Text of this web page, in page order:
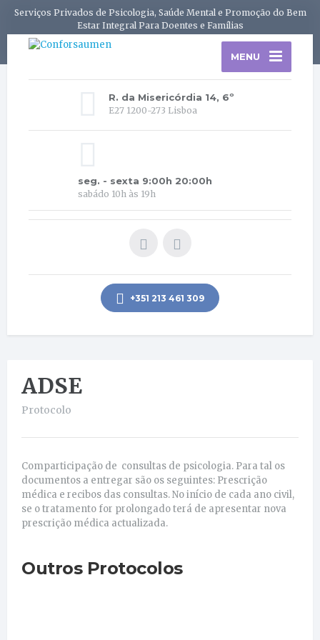
Serviços Privados de Psicologia, Saúde Mental e Promoção do Bem
Estar Integral Para Doentes e Famílias
MENU
R. da Misericórdia 14, 6º
E27 1200-273 Lisboa
seg. - sexta 9:00h 20:00h
sabádo 10h às 19h
+351 213 461 309
ADSE
Protocolo
Comparticipação de consultas de psicologia. Para tal os
documentos a entregar são os seguintes: Prescrição
médica e recibos das consultas. No início de cada ano civil,
se o tratamento for prolongado terá de apresentar nova
prescrição médica actualizada.
Outros Protocolos